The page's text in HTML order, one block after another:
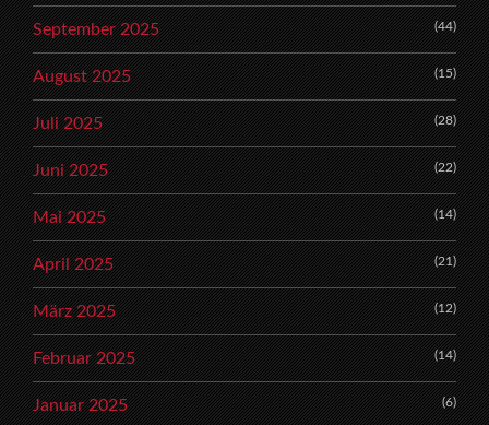
September 2025 (44)
August 2025 (15)
Juli 2025 (28)
Juni 2025 (22)
Mai 2025 (14)
April 2025 (21)
März 2025 (12)
Februar 2025 (14)
Januar 2025 (6)